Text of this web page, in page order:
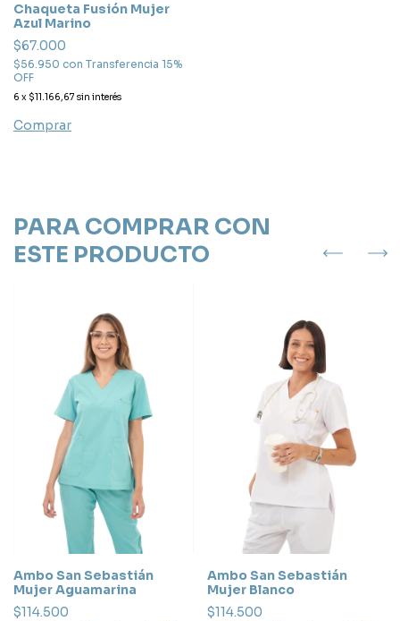
Chaqueta Fusión Mujer
Azul Marino
$67.000
$56.950 con Transferencia 15%
OFF
6 x $11.166,67 sin interés
Comprar
PARA COMPRAR CON
ESTE PRODUCTO
Ambo San Sebastián
Mujer Aguamarina
$114.500
Ambo San Sebastián
Mujer Blanco
$114.500